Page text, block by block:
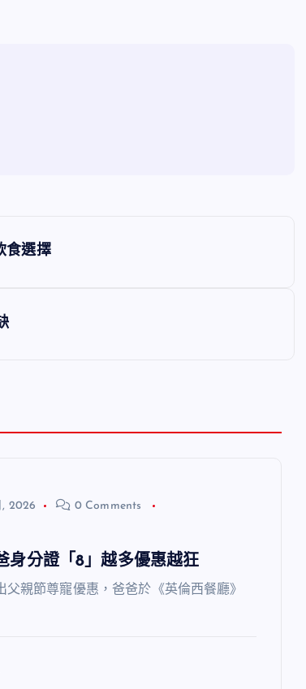
食選擇
, 2026
0 Comments
身分證「8」越多優惠越狂
親節尊寵優惠，爸爸於《英倫西餐廳》